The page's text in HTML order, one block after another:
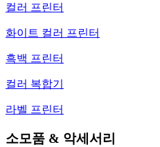
컬러 프린터
화이트 컬러 프린터
흑백 프린터
컬러 복합기
라벨 프린터
소모품 & 악세서리